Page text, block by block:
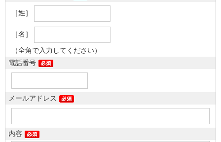
［姓］
［名］
（全角で入力してください）
電話番号
メールアドレス
内容